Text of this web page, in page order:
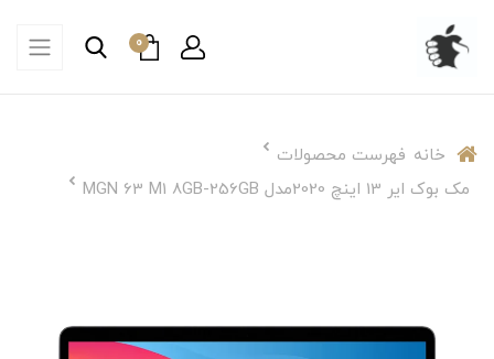
0
خانه فهرست محصولات
مک بوک ایر 13 اینچ 2020مدل MGN 63 M1 8GB-256GB